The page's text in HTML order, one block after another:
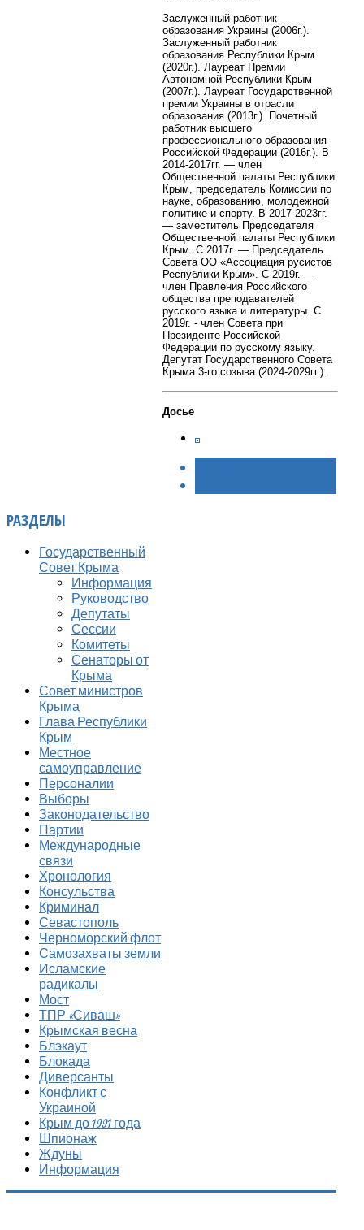
Заслуженный работник
образования Украины (2006г.).
Заслуженный работник
образования Республики Крым
(2020г.). Лауреат Премии
Автономной Республики Крым
(2007г.). Лауреат Государственной
премии Украины в отрасли
образования (2013г.).
Почетный
работник высшего
профессионального образования
Российской Федерации (2016г.). В
2014-2017гг. — член
Общественной палаты Республики
Крым, председатель Комиссии по
науке, образованию, молодежной
политике и спорту. В 2017-2023гг.
— заместитель Председателя
Общественной палаты Республики
Крым. С 2017г. — Председатель
Совета ОО «Ассоциация русистов
Республики Крым». С 2019г. —
член Правления Российского
общества преподавателей
русского языка и литературы. С
2019г. - член Совета при
Президенте Российской
Федерации по русскому языку.
Депутат Государственного Совета
Крыма 3-го созыва (2024-2029гг.).
Досье
РАЗДЕЛЫ
Государственный
Совет Крыма
Информация
Руководство
Депутаты
Сессии
Комитеты
Сенаторы от
Крыма
Совет министров
Крыма
Глава Республики
Крым
Местное
самоуправление
Персоналии
Выборы
Законодательство
Партии
Международные
связи
Хронология
Консульства
Криминал
Севастополь
Черноморский флот
Самозахваты земли
Исламские
радикалы
Мост
ТПР «Сиваш»
Крымская весна
Блэкаут
Блокада
Диверсанты
Конфликт с
Украиной
Крым до 1991 года
Шпионаж
Ждуны
Информация